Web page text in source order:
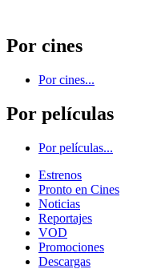
Por cines
Por cines...
Por películas
Por películas...
Estrenos
Pronto en Cines
Noticias
Reportajes
VOD
Promociones
Descargas